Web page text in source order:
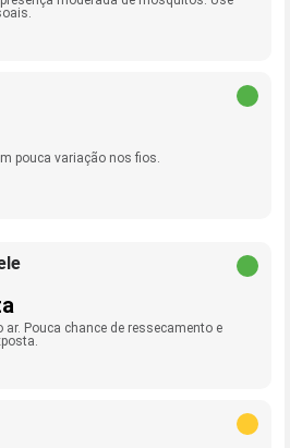
pouca variação nos fios.
ar. Pouca chance de ressecamento e